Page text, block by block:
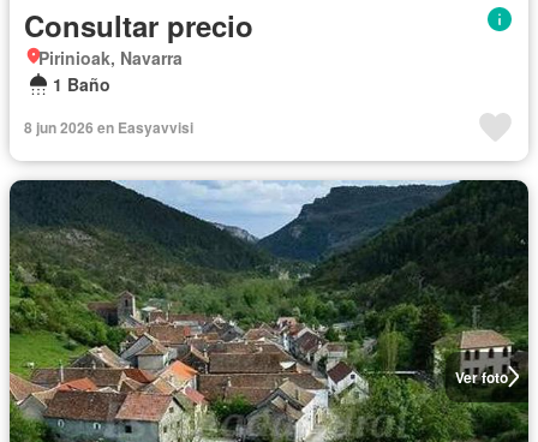
Consultar precio
Pirinioak, Navarra
1 Baño
8 jun 2026 en Easyavvisi
Ver foto